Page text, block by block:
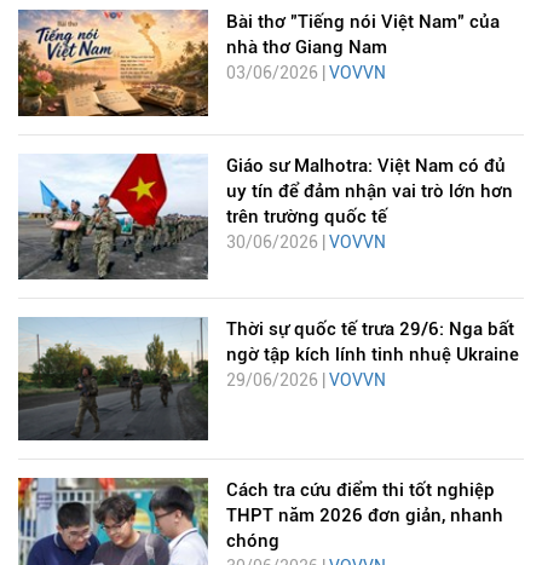
Bài thơ "Tiếng nói Việt Nam" của
nhà thơ Giang Nam
03/06/2026 | VOVVN
Giáo sư Malhotra: Việt Nam có đủ
uy tín để đảm nhận vai trò lớn hơn
trên trường quốc tế
30/06/2026 |VOVVN
Thời sự quốc tế trưa 29/6: Nga bất
ngờ tập kích lính tinh nhuệ Ukraine
29/06/2026 | VOVVN
Cách tra cứu điểm thi tốt nghiệp
THPT năm 2026 đơn giản, nhanh
chóng